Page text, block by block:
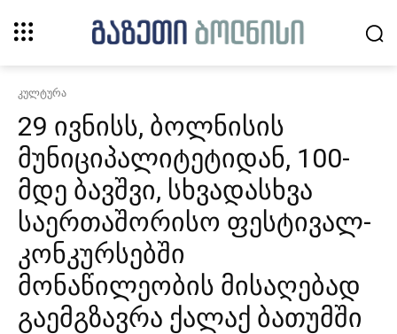
კულტურა
29 ივნისს, ბოლნისის
მუნიციპალიტეტიდან, 100-
მდე ბავშვი, სხვადასხვა
საერთაშორისო ფესტივალ-
კონკურსებში
მონაწილეობის მისაღებად
გაემგზავრა ქალაქ ბათუმში